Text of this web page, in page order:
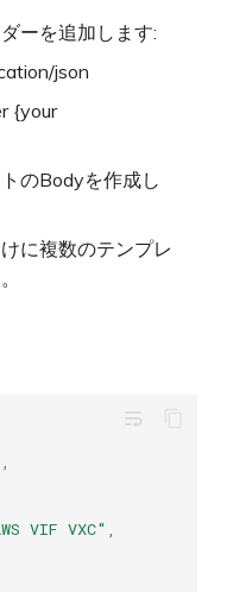
ーを追加します:
json
{your
のBodyを作成し
に複数のテンプレ
wrap_text
,
VIF VXC" ,